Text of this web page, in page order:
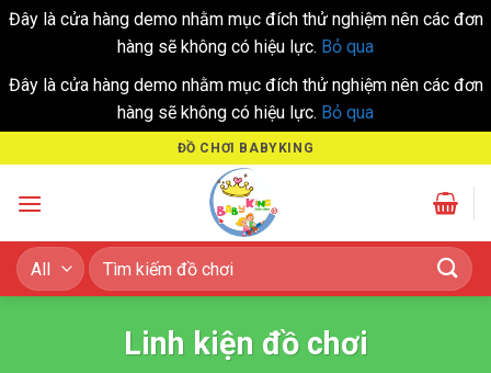
Đây là cửa hàng demo nhằm mục đích thử nghiệm nên các đơn
hàng sẽ không có hiệu lực. Bỏ qua
Đây là cửa hàng demo nhằm mục đích thử nghiệm nên các đơn
hàng sẽ không có hiệu lực. Bỏ qua
to
content
ĐỒ CHƠI BABYKING
Tìm
kiếm:
Linh kiện đồ chơi